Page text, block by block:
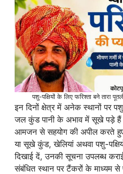
पशु-पक्षियों के लिए फरिश्ता बने तारा
इन दिनों क्षेत्र में अनेक स्थानों पर
जल कुंड पानी के अभाव में सूखे पड़े
आमजन से सहयोग की अपील करते हुए
या सूखे कुंड, खेलियां अथवा पशु-
दिखाई दें, उनकी सूचना उपलब्ध
संबंधित स्थान पर टैंकरों के माध्यम से